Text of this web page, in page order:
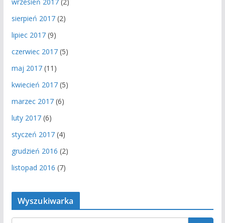
sierpień 2017(2)
lipiec 2017(9)
czerwiec 2017(5)
maj 2017(11)
kwiecień 2017(5)
marzec 2017(6)
luty 2017(6)
styczeń 2017(4)
grudzień 2016 (2)
listopad 2016 (7)
Wyszukiwarka